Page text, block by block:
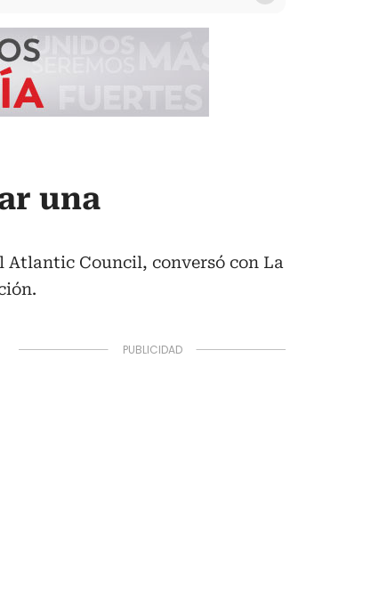
una
Atlantic Council, conversó con La